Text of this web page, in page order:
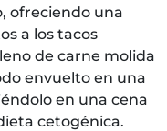
ofreciendo una
a los tacos
de carne molida
envuelto en una
en una cena
cetogénica.